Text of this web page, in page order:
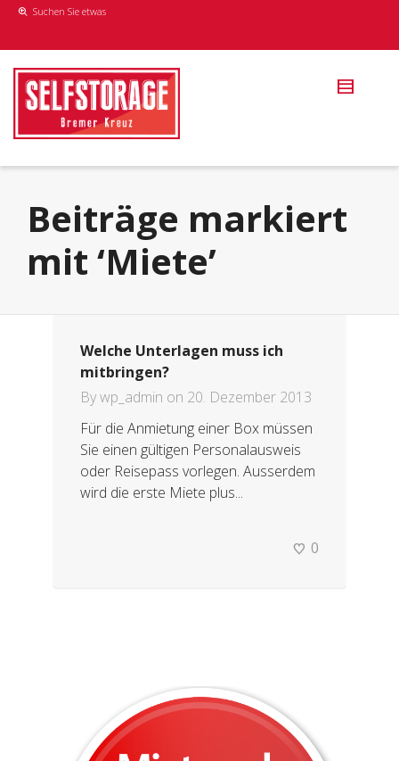
Suchen Sie etwas
Beiträge markiert
mit ‘Miete’
Welche Unterlagen muss ich
mitbringen?
Bywp_admin on 20. Dezember 2013
Für die Anmietung einer Box müssen
Sie einen gültigen Personalausweis
oder Reisepass vorlegen. Ausserdem
wird die erste Miete plus...
0